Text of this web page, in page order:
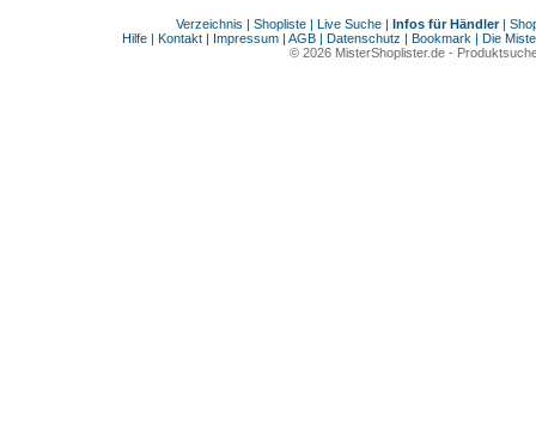
Verzeichnis | Shopliste| Live Suche| Infos für Händler|
Hilfe | Kontakt | Impressum | AGB | Datenschutz | Bookmark | Die
© 2026 MisterShoplister.de-